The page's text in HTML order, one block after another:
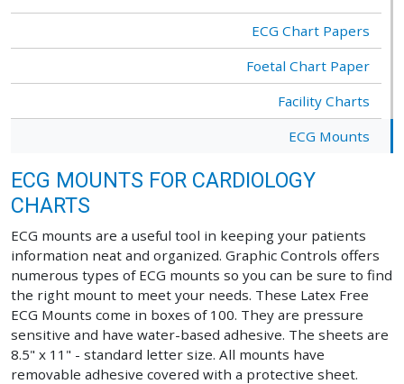
ECG Chart Papers
Foetal Chart Paper
Facility Charts
ECG Mounts
ECG MOUNTS FOR CARDIOLOGY
CHARTS
ECG mounts are a useful tool in keeping your patients
information neat and organized. Graphic Controls offers
numerous types of ECG mounts so you can be sure to find
the right mount to meet your needs. These Latex Free
ECG Mounts come in boxes of 100. They are pressure
sensitive and have water-based adhesive. The sheets are
8.5" x 11" - standard letter size. All mounts have
removable adhesive covered with a protective sheet.